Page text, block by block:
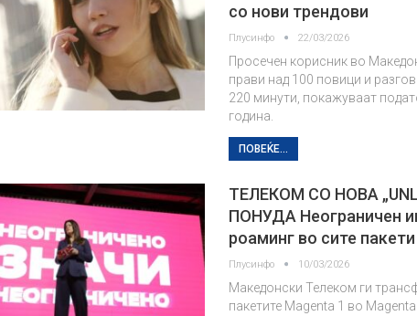
со нови трендови
Плусинфо 22/03/2026
Просечен корисник во
прави над 100 повици и
220 минути, покажуваат
година.
ПОВЕЌЕ...
ТЕЛЕКОМ СО НОВА
ПОНУДА Неограничен
роаминг во сите пакети
Плусинфо 10/03/2026
Македонски Телеком ги
пакетите Magenta 1 во